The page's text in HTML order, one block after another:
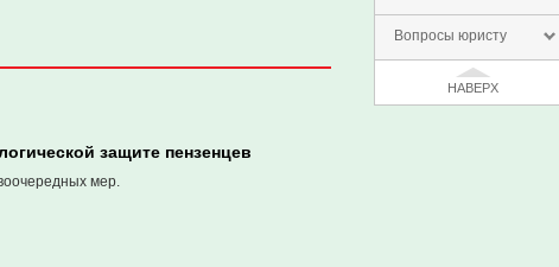
Вопросы юристу
НАВЕРХ
защите пензенцев
мер.